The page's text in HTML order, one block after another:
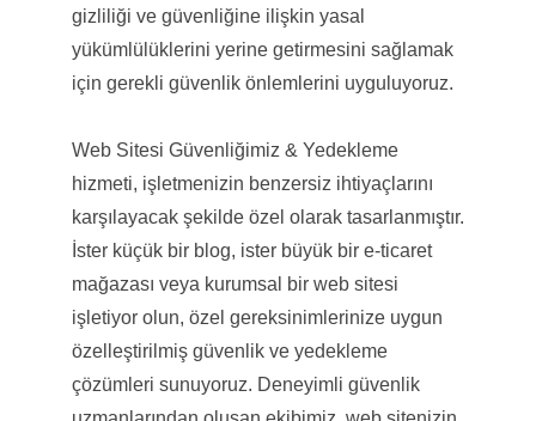
gizliliği ve güvenliğine ilişkin yasal
yükümlülüklerini yerine getirmesini sağlamak
için gerekli güvenlik önlemlerini uyguluyoruz.
Web Sitesi Güvenliğimiz & Yedekleme
hizmeti, işletmenizin benzersiz ihtiyaçlarını
karşılayacak şekilde özel olarak tasarlanmıştır.
İster küçük bir blog, ister büyük bir e-ticaret
mağazası veya kurumsal bir web sitesi
işletiyor olun, özel gereksinimlerinize uygun
özelleştirilmiş güvenlik ve yedekleme
çözümleri sunuyoruz. Deneyimli güvenlik